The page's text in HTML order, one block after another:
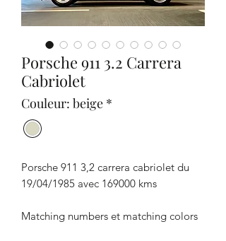
Porsche 911 3.2 Carrera
Cabriolet
Couleur: beige *
Porsche 911 3,2 carrera cabriolet du
19/04/1985 avec 169000 kms
Matching numbers et matching colors